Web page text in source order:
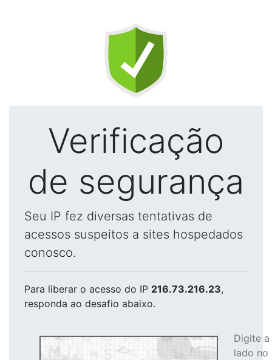
Verificação
de segurança
Seu IP fez diversas tentativas de
acessos suspeitos a sites hospedados
conosco.
Para liberar o acesso do IP 216.73.216.23,
responda ao desafio abaixo.
Digite
lado no